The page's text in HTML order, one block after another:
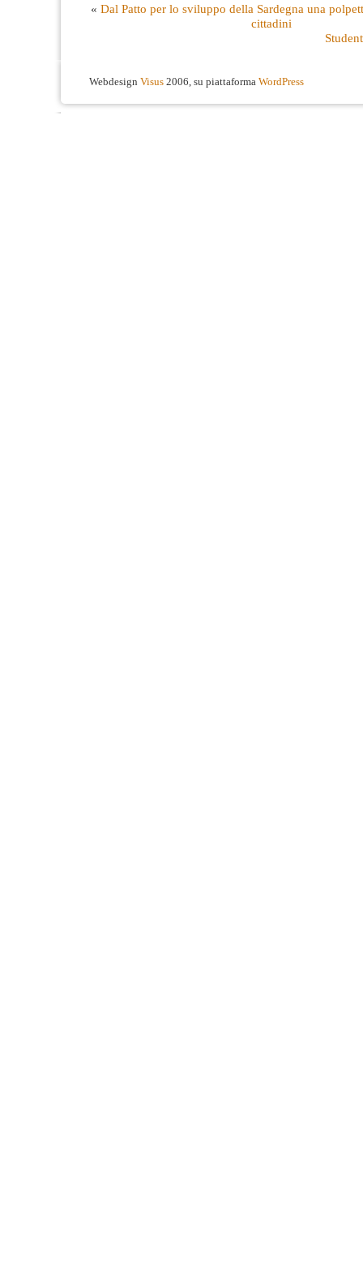
« Dal Patto per lo sviluppo della Sardegna una
cittadini
Webdesign Visus 2006, su piattaforma WordPress